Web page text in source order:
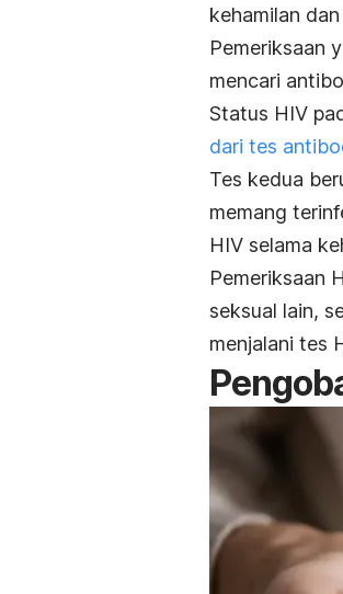
kehamilan
Pemeriksaan
mencari
Status HIV
dari tes
Tes kedua
memang
HIV selama
Pemeriksaan
seksual lain,
menjalani tes